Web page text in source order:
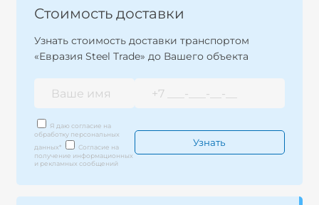
Стоимость доставки
Узнать стоимость доставки транспортом
«Евразия Steel Trade» до Вашего объекта
Я даю согласие на
обработку персональных
данных*
Согласие на
получение информационных
и рекламных сообщений